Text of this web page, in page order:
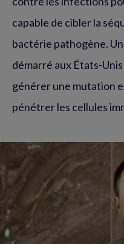
capable de cibler la
bactérie pathogène.
démarré aux États-
générer une mutation
pénétrer les cellules